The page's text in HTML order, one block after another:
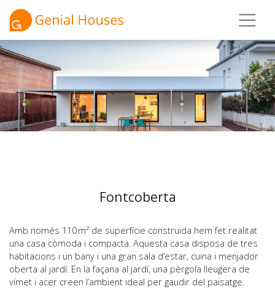
Fontcoberta
Amb només 110 m² de superfície construïda hem fet realitat
una casa còmoda i compacta. Aquesta casa disposa de tres
habitacions i un bany i una gran sala d’estar, cuina i menjador
oberta al jardí. En la façana al jardí, una pèrgola lleugera de
vímet i acer creen l’ambient ideal per gaudir del paisatge.